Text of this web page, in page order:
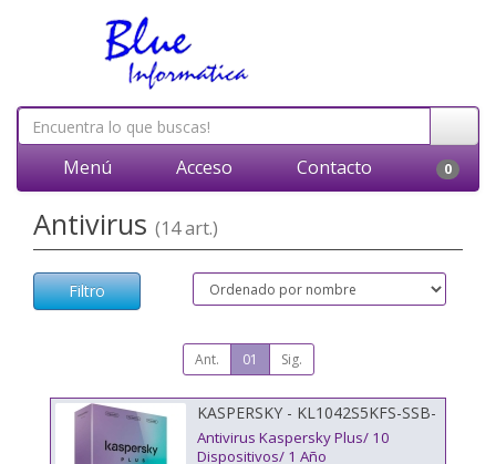
Menú Acceso Contacto 0
Antivirus (14 art.)
Filtro
Ant. 01 Sig.
KASPERSKY - KL1042S5KFS-SSB-
ES
Antivirus Kaspersky Plus/ 10
Dispositivos/ 1 Año